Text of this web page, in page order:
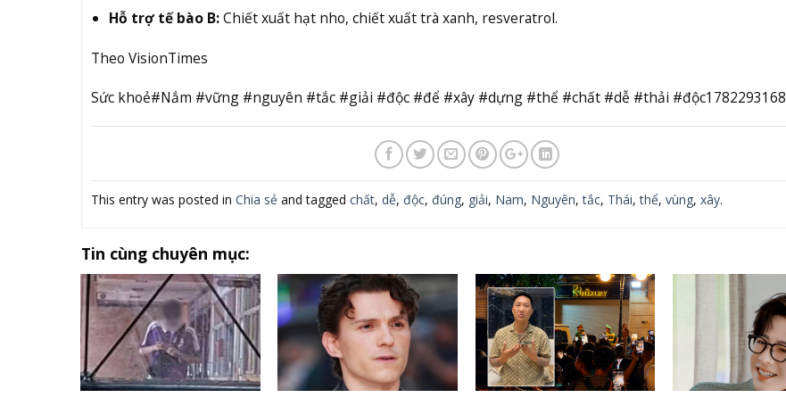
Hỗ trợ tế bào B:Chiết xuất hạt nho, chiết xuất trà xanh, resveratrol.
Theo VisionTimes
Sức khoẻ#Nắm #vững #nguyên #tắc #giải #độc #để #xây #dựng #thể #chất #dễ #thải #độc1782293168
This entry was posted in Chia sẻ and tagged chất, dễ, độc, đúng, giải, Nam, Nguyên,tắc, Thái,thể, vùng, xây.
Tin cùng chuyên mục: